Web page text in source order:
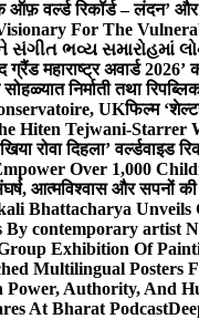
वर्ल्ड रिकॉर्ड – लंदन’ और
For The
સંગીત ભવ્ય સમારોહમાં
महाराष्ट्र अवार्ड
सोहळ्यात निर्माती तथा
UKफिल्म
Tejwani-Starrer
रोवा दिहला’ वर्ल्डवाइड
Over 1,000
आत्मविश्वास और सपनों की
Bhattacharya Unveils
By contemporary
Exhibition Of
Multilingual Posters
Power, Authority, And
At Bharat Podcast